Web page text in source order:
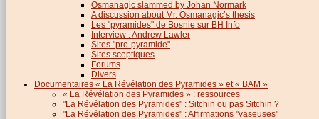
Osmanagic slammed by Johan Normark
A discussion about Mr. Osmanagic’s thesis
Les "pyramides" de Bosnie sur BH Info
Interview : Andrew Lawler
Sites "pro-pyramide"
Sites sceptiques
Forums
Divers
Documentaires « La Révélation des Pyramides » et « BAM »
« La Révélation des Pyramides » : ressources
"La Révélation des Pyramides" : Sitchin ou pas Sitchin ?
"La Révélation des Pyramides" : Affirmations "vaseuses"